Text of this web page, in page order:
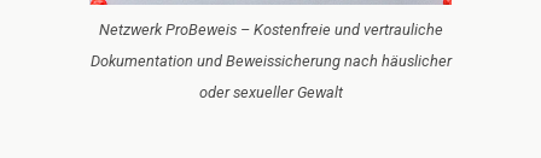
Netzwerk ProBeweis – Kostenfreie und vertrauliche
Dokumentation und Beweissicherung nach häuslicher
oder sexueller Gewalt